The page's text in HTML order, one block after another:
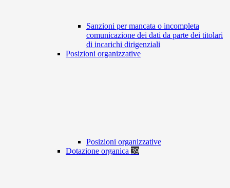
Sanzioni per mancata o incompleta
comunicazione dei dati da parte dei titolari
di incarichi dirigenziali
Posizioni organizzative
Posizioni organizzative
Dotazione organica 39